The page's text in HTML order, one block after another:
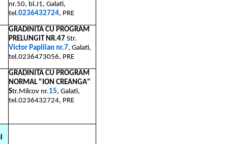
nr.50, bl.J1, Galati,
tel.0236432724, PRE
GRADINITA CU PROGRAM
PRELUNGIT NR.47 Str.
Victor Papilian nr.7, Galati,
tel.0236473056, PRE
GRADINITA CU PROGRAM
NORMAL "ION CREANGA"
Str.Milcov nr.15, Galati,
tel.0236432724, PRE